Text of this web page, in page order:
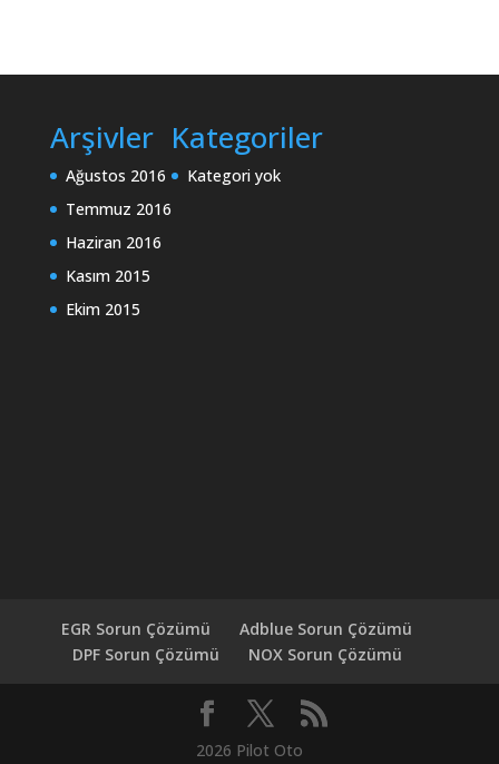
Arşivler
Ağustos 2016
Temmuz 2016
Haziran 2016
Kasım 2015
Ekim 2015
Kategoriler
Kategori yok
EGR Sorun Çözümü
Adblue Sorun Çözümü
DPF Sorun Çözümü
NOX Sorun Çözümü
2026 Pilot Oto